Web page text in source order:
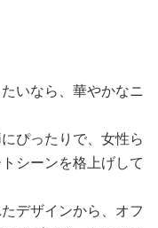
いなら、華やかなニ
ぴったりで、女性ら
シーンを格上げして
デザインから、オフ